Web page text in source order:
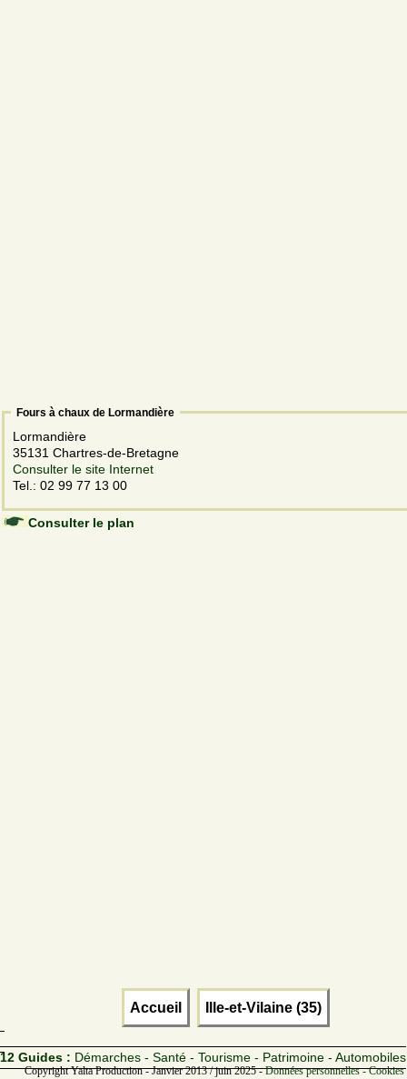
Fours à chaux de Lormandière
Lormandière
35131 Chartres-de-Bretagne
Consulter le site Internet
Tel.: 02 99 77 13 00
Consulter le plan
Accueil Ille-et-Vilaine (35)
12 Guides : Démarches - Santé - Tourisme - Patrimoine - Automobiles
Copyright Yalta Production - Janvier 2013 / juin 2025 -Données personnelles -